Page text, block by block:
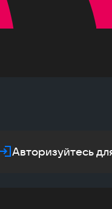
Авторизуйтесь